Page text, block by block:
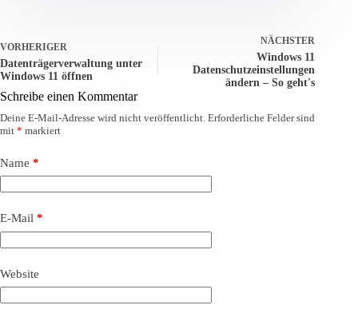
VORHERIGER
Datenträgerverwaltung unter
Windows 11 öffnen
NÄCHSTER
Windows 11
Datenschutzeinstellungen
ändern – So geht's
Schreibe einen Kommentar
Deine E-Mail-Adresse wird nicht veröffentlicht. Erforderliche Felder sind
mit * markiert
Name *
E-Mail *
Website